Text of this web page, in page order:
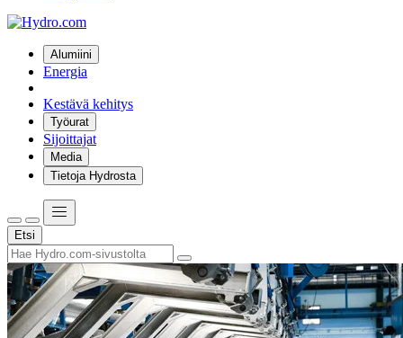
Alumiini
Energia
Kestävä kehitys
Työurat
Sijoittajat
Media
Tietoja Hydrosta
Etsi